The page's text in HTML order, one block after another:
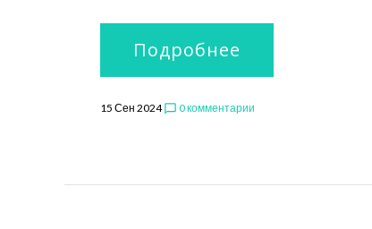
Подробнее
15 Сен 2024 chat_bubble_outline 0 комментарии